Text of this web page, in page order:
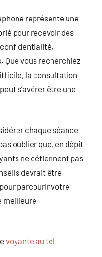
représente une
pour recevoir des
Que vous recherchiez
la consultation
s’avérer être une
chaque séance
oublier que, en dépit
ne détiennent pas
devrait être
parcourir votre
meilleure
voyante au tel